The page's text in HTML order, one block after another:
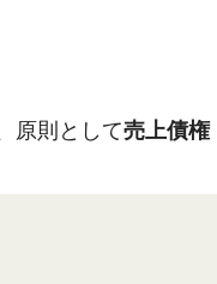
原則として売上債権